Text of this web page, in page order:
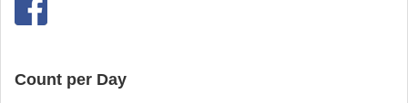
Count per Day